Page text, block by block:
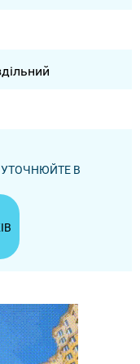
УТОЧНЮЙТЕ В